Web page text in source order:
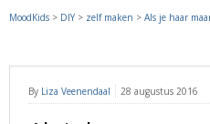
MoodKids > DIY > zelf maken > Als je haar
By Liza Veenendaal 28 augustus 2016